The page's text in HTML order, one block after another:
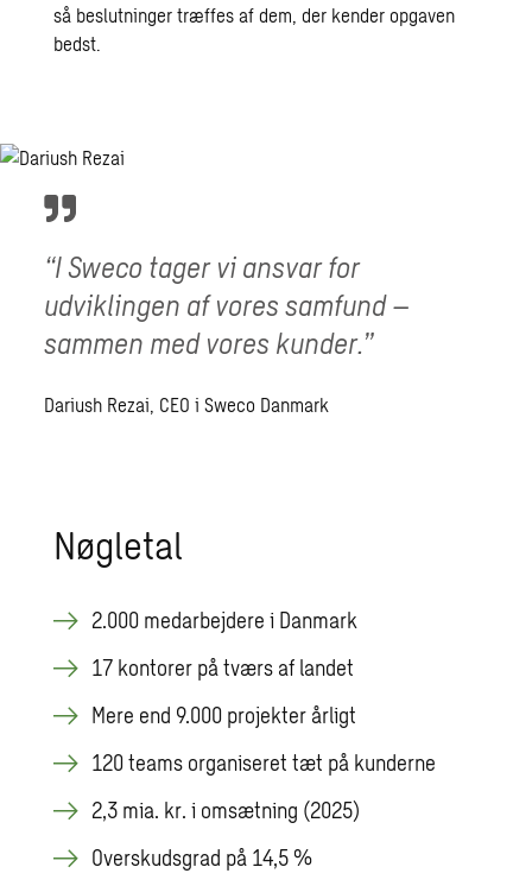
så beslutninger træffes af dem, der kender opgaven
bedst.
“I Sweco tager vi ansvar for
udviklingen af vores samfund –
sammen med vores kunder.”
Dariush Rezai, CEO i Sweco Danmark
Nøgletal
2.000 medarbejdere i Danmark
17 kontorer på tværs af landet
Mere end 9.000 projekter årligt
120 teams organiseret tæt på kunderne
2,3 mia. kr. i omsætning (2025)
Overskudsgrad på 14,5 %